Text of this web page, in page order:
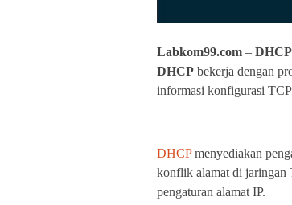
Labkom99.com – DHCP
DHCP bekerja dengan
informasi konfigurasi
DHCPmenyediakan
konflik alamat di jaringan
pengaturan alamat IP.